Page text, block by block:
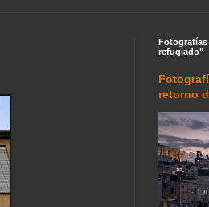
refugiado"
retorno